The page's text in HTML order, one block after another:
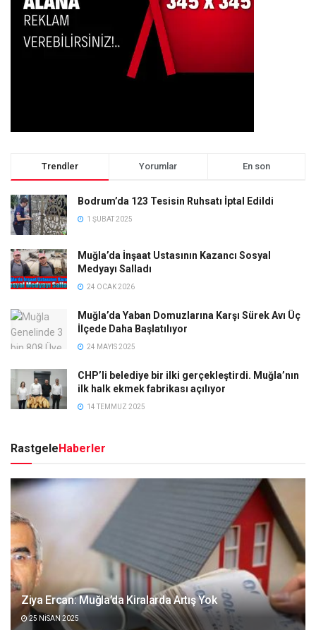
Trendler Yorumlar En son
Bodrum’da 123 Tesisin Ruhsatı İptal Edildi
1 ŞUBAT 2025
Muğla’da İnşaat Ustasının Kazancı Sosyal
Medyayı Salladı
24 OCAK 2026
Muğla’da Yaban Domuzlarına Karşı Sürek Avı Üç
İlçede Daha Başlatılıyor
24 MAYIS 2025
CHP’li belediye bir ilki gerçekleştirdi. Muğla’nın
ilk halk ekmek fabrikası açılıyor
14 TEMMUZ 2025
Rastgele Haberler
Ziya Ercan: Muğla’da Kiralarda Artış Yok
25 NISAN 2025